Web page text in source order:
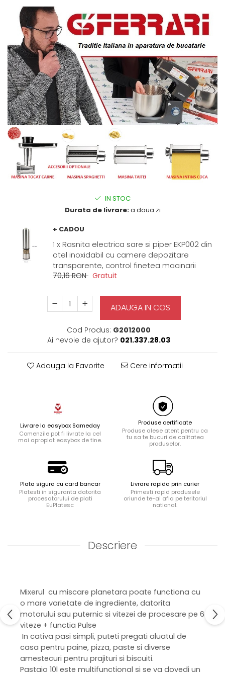
Ingrijire locuinta
Aparate de curatat cu abur
Aspiratoare
Fiare, statii & aparate de calcat cu
abur
Tehnica de birou
Laminatoare si accesorii
IN STOC
Durata de livrare:a doua zi
+ CADOU
1 x Rasnita electrica sare si piper EKP002 din
otel inoxidabil cu camere depozitare
transparente, control finetea macinarii
70,16 RON Gratuit
ADAUGA IN COS
Cod Produs: G2012000
Ai nevoie de ajutor? 021.337.28.03
Adauga la Favorite Cere informatii
Livrare la easybox Sameday
Comenzile pot fi livrate la cel
mai apropiat easybox de tine.
Produse certificate
Produse alese atent pentru ca
tu sa te bucuri de calitatea
produselor.
Plata sigura cu card bancar
Platesti in siguranta datorita
procesatorului de plati
EuPlatesc
Livrare rapida prin curier
Primesti rapid produsele
oriunde te-ai afla pe teritoriul
national.
Descriere
Mixerul cu miscare planetara poate functiona cu
o mare varietate de ingrediente, datorita
motorului sau puternic si vitezei de procesare pe 6
viteze + functia Pulse
In cativa pasi simpli, puteti pregati aluatul de
casa pentru paine, pizza, paste si diverse
amestecuri pentru prajituri si biscuiti.
Pastaio 10l este multifunctional si se va dovedi un